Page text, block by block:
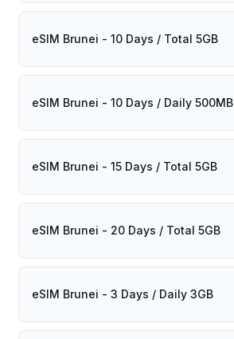
eSIM Brunei - 10 Days / Total 5GB
eSIM Brunei - 10 Days / Daily 500MB
eSIM Brunei - 15 Days / Total 5GB
eSIM Brunei - 20 Days / Total 5GB
eSIM Brunei - 3 Days / Daily 3GB